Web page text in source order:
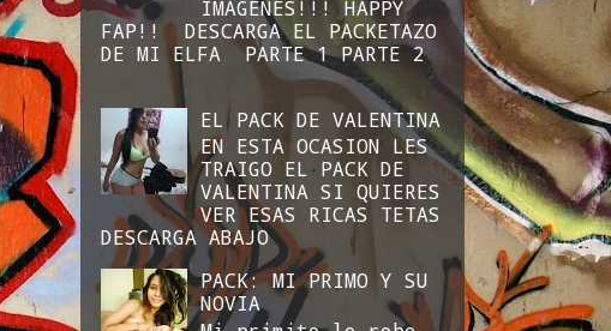
IMAGENES!!! HAPPY
FAP!! DESCARGA EL PACKETAZO
DE MI ELFA PARTE 1 PARTE 2
EL PACK DE VALENTINA
EN ESTA OCASION LES
TRAIGO EL PACK DE
VALENTINA SI QUIERES
VER ESAS RICAS TETAS
DESCARGA ABAJO
PACK: MI PRIMO Y SU
NOVIA